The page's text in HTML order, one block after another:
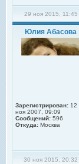
29 ноя 2015, 11:45
Юлия Абасова
Зарегистрирован: 12
ноя 2007, 09:09
Сообщений: 596
Откуда: Москва
30 ноя 2015, 20:32